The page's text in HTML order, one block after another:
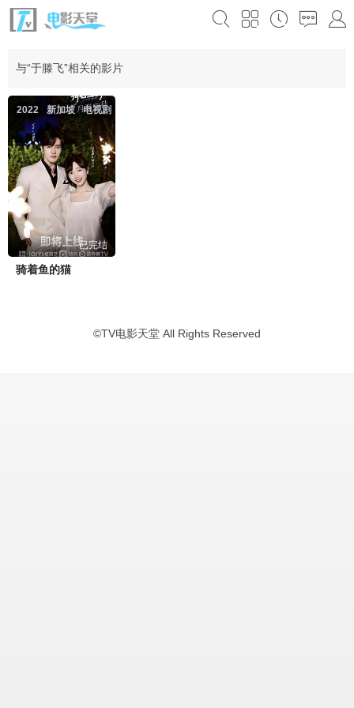
与“于滕飞”相关的影片
电视剧
新加坡
2022
已完结
骑着鱼的猫
©TV电影天堂 All Rights Reserved